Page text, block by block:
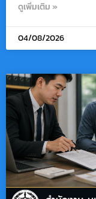
ดูเพิ่มเติม »
04/08/2026